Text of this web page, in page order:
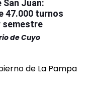
San Juan:
47.000 turnos
semestre
de Cuyo
de La Pampa